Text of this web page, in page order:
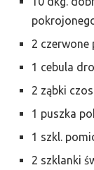
2
1 cebula
2 ząbki
1 puszka
1 szkl.
2 szklanki